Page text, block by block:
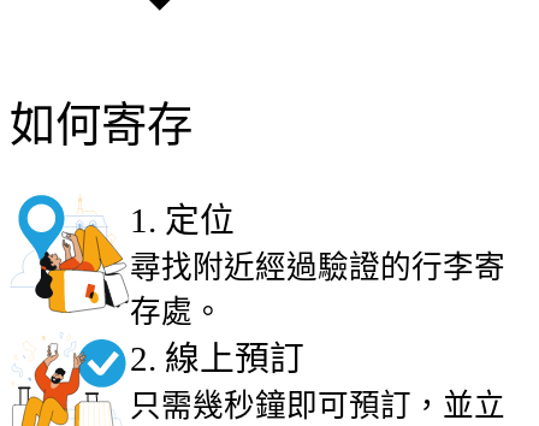
如何寄存
1 . 定位
尋找附近經過驗證的行李寄
存處。
2. 線上預訂
只需幾秒鐘即可預訂，並立